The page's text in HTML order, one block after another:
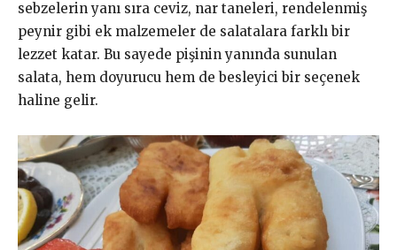
sebzelerin yanı sıra ceviz, nar taneleri, rendelenmiş
peynir gibi ek malzemeler de salatalara farklı bir
lezzet katar. Bu sayede pişinin yanında sunulan
salata, hem doyurucu hem de besleyici bir seçenek
haline gelir.